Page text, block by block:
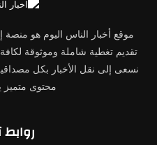
موقع أخبار الناس اليوم هو
تقديم تغطية شاملة وموثوقة
نسعى إلى نقل الأخبار بكل
محتوى متميز